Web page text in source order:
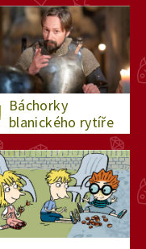
září 2024
září 2024
září 2024
Báchorky
blanického rytíře